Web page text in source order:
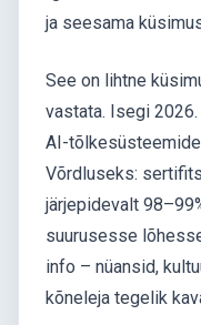
ja seesama
See on lihtne
vastata. Isegi
AI-
Võrdluseks:
järjepidevalt
suurusesse
info – nüansid,
kõneleja tegelik